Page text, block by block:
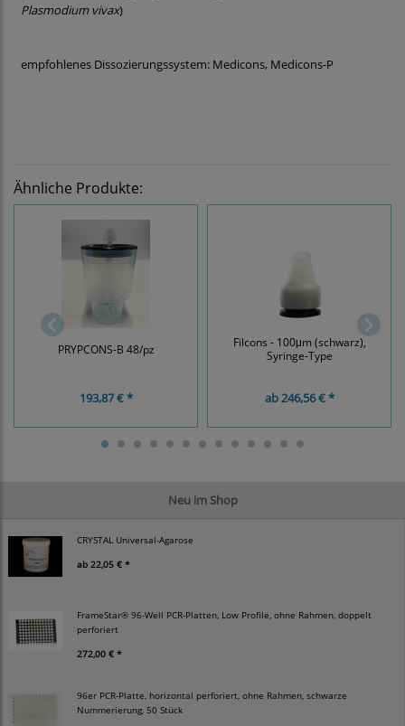
Neu im Shop
CRYSTAL Universal-Agarose
ab 22,05 € *
FrameStar® 96-Well PCR-Platten, Low Profile, ohne Rahmen, doppelt
perforiert
272,00 € *
96er PCR-Platte, horizontal perforiert, ohne Rahmen, schwarze
Nummerierung, 50 Stück
Plasmodium vivax)
empfohlenes Dissozierungssystem: Medicons, Medicons-P
Ähnliche Produkte:
PRYPCONS-B 48/pz
193,87 € *
Filcons - 100μm (schwarz),
Syringe-Type
ab246,56 € *